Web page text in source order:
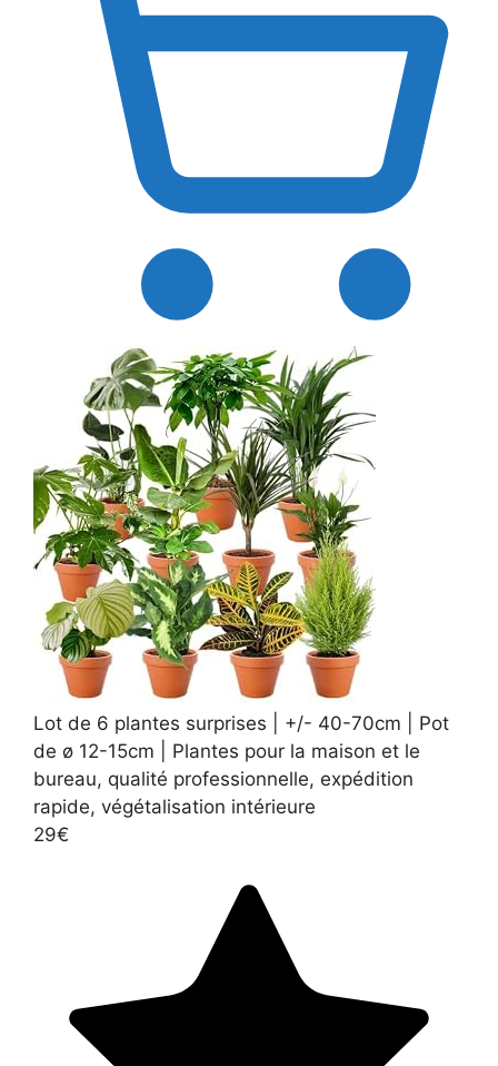
Lot de 6 plantes surprises | +/- 40-70cm | Pot
de ø 12-15cm | Plantes pour la maison et le
bureau, qualité professionnelle, expédition
rapide, végétalisation intérieure
29€